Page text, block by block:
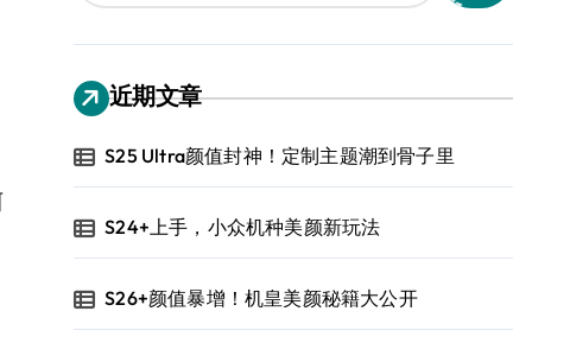
近期文章
S25 Ultra颜值封神！定制主题潮到骨子里
S24+上手，小众机种美颜新玩法
S26+颜值暴增！机皇美颜秘籍大公开